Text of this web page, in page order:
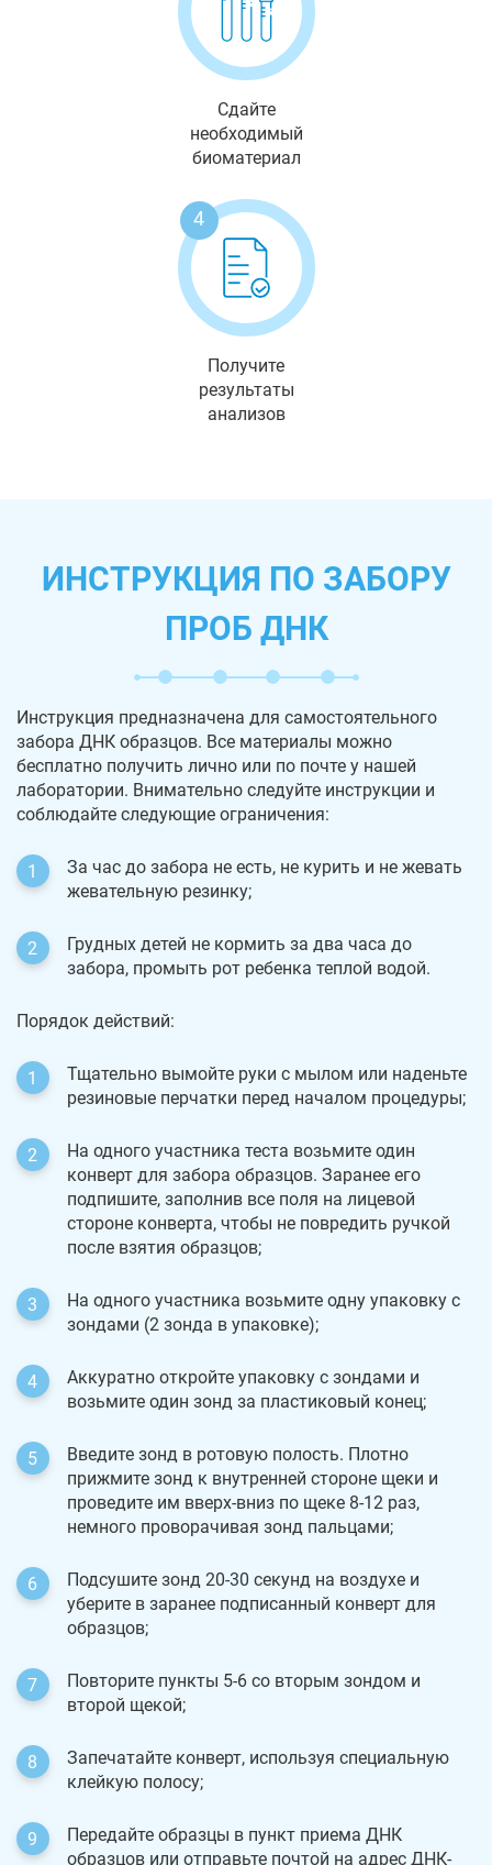
Сдайте
необходимый
биоматериал
4
Получите
результаты
анализов
ИНСТРУКЦИЯ ПО ЗАБОРУ
ПРОБ ДНК
Инструкция предназначена для самостоятельного
забора ДНК образцов. Все материалы можно
бесплатно получить лично или по почте у нашей
лаборатории. Внимательно следуйте инструкции и
соблюдайте следующие ограничения:
За час до забора не есть, не курить и не жевать
жевательную резинку;
Грудных детей не кормить за два часа до
забора, промыть рот ребенка теплой водой.
Порядок действий:
Тщательно вымойте руки с мылом или наденьте
резиновые перчатки перед началом процедуры;
На одного участника теста возьмите один
конверт для забора образцов. Заранее его
подпишите, заполнив все поля на лицевой
стороне конверта, чтобы не повредить ручкой
после взятия образцов;
На одного участника возьмите одну упаковку с
зондами (2 зонда в упаковке);
Аккуратно откройте упаковку с зондами и
возьмите один зонд за пластиковый конец;
Введите зонд в ротовую полость. Плотно
прижмите зонд к внутренней стороне щеки и
проведите им вверх-вниз по щеке 8-12 раз,
немного проворачивая зонд пальцами;
Подсушите зонд 20-30 секунд на воздухе и
уберите в заранее подписанный конверт для
образцов;
Повторите пункты 5-6 со вторым зондом и
второй щекой;
Запечатайте конверт, используя специальную
клейкую полосу;
Передайте образцы в пункт приема ДНК
образцов или отправьте почтой на адрес ДНК-